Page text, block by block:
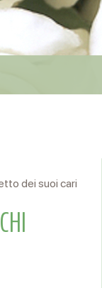
dei suoi cari